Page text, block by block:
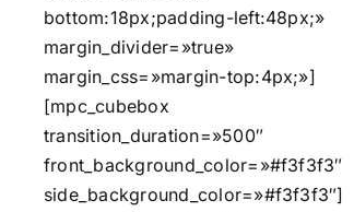
bottom:18px;padding-left:48px;»
margin_divider=»true»
margin_css=»margin-top:4px;»]
[mpc_cubebox
transition_duration=»500″
front_background_color=»#f3f3f3″
side_background_color=»#f3f3f3″]